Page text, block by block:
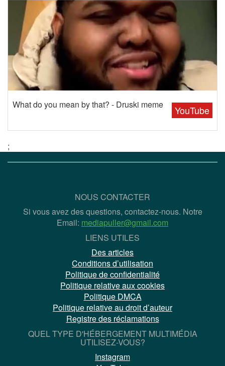
YouTube
What do you mean by that? - Druski meme
;
NOUS CONTACTER
Si vous avez des questions, contactez-nous. Notre
Email: mediapuller@gmail.com
LIENS UTILES
Des articles
Conditions d’utilisation
Politique de confidentialité
Politique relative aux cookies
Politique DMCA
Politique relative au droit d’auteur
Registre des réclamations
QUEL TYPE D'HÉBERGEMENT MULTIMÉDIA
UTILISEZ-VOUS?
Instagram